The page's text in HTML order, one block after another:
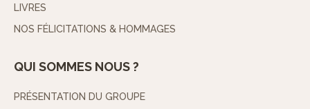
LIVRES
NOS FÉLICITATIONS & HOMMAGES
QUI SOMMES NOUS ?
PRÉSENTATION DU GROUPE